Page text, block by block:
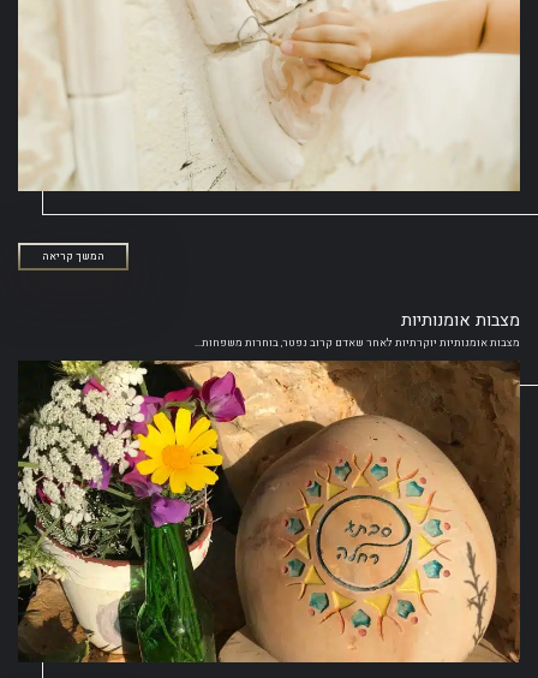
המשך קריאה
מצבות אומנותיות
מצבות אומנותיות יוקרתיות לאחר שאדם קרוב נפטר, בוחרות משפחות...